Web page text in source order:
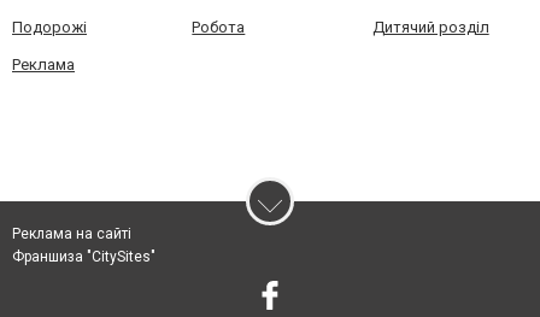
Подорожі Робота Дитячий розділ
Реклама
Реклама на сайті
Франшиза "CitySites"